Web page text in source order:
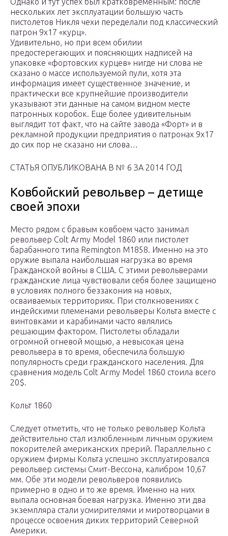
нескольких лет эксплуатации большую часть
пистолетов Никля чехи переделали под классический
патрон 9х17 «курц».
Удивительно, но при всем обилии
предостерегающих и поясняющих надписей на
упаковке «фортовских курцев» нигде ни слова не
сказано о массе используемой пули, хотя эта
информация имеет существенное значение, и
практически все крупнейшие производители
указывают эти данные на самом видном месте
патронных коробок. Еще более удивительным
выглядит тот факт, что на сайте завода «Форт» и в
рекламной продукции предприятия о патронах 9х17
до сих пор не сказано ни слова…
СТАТЬЯ ОПУБЛИКОВАНА В № 6 ЗА 2014 ГОД
Ковбойский револьвер – детище
своей эпохи
Место рядом с бравым ковбоем часто занимал
револьвер Colt Army Model 1860 или пистолет
барабанного типа Remington M1858. Именно на это
оружие выпала наибольшая нагрузка во время
Гражданской войны в США. С этими револьверами
гражданские лица чувствовали себя более защищено
в условиях полного беззакония на новых,
осваиваемых территориях. При столкновениях с
индейскими племенами револьверы Кольта вместе с
винтовками и карабинами часто являлись
решающим фактором. Пистолеты обладали
огромной огневой мощью, а невысокая цена
револьвера в то время, обеспечила большую
популярность среди гражданского населения. Для
сравнения модель Colt Army Model 1860 стоила всего
20$.
Кольт 1860
Следует отметить, что не только револьвер Кольта
действительно стал излюбленным личным оружием
покорителей американских прерий. Параллельно с
оружием фирмы Кольта успешно эксплуатировался
револьвер системы Смит-Вессона, калибром 10,67
мм. Обе эти модели револьверов появились
примерно в одно и то же время. Именно на них
выпала основная боевая нагрузка. Именно эти два
экземпляра стали усмирителями и миротворцами в
процессе освоения диких территорий Северной
Америки.